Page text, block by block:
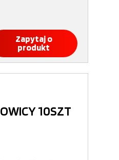
Zapytaj o
produkt
10SZT